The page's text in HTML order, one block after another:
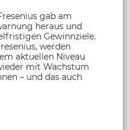
gab am
heraus und
Gewinnziele.
werden
aktuellen Niveau
mit Wachstum
– und das auch